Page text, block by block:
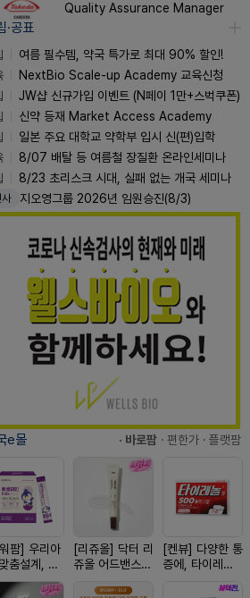
Quality Assurance Manager
·공표
여름 필수템, 약국 특가로 최대 90% 할인!
NextBio Scale-up Academy 교육신청
JW샵 신규가입 이벤트 (N페이 1만+스벅쿠폰)
신약 등재 Market Access Academy
일본 주요 대학교 약학부 입시 신(편)입학
8/07 배탈 등 여름철 장질환 온라인세미나
8/23 초리스크 시대, 실패 없는 개국 세미나
사 지오영그룹 2026년 임원승진(8/3)
e몰 · 바로팜 · 편한가 · 플랫팜
팜] 우리아
춤설계, 바
민 kids 엘
리맛
[리쥬올] 닥터 리
쥬올 어드밴스드
이팅 크림 30ml
[켄뷰] 다양한 통
증에, 타이레놀